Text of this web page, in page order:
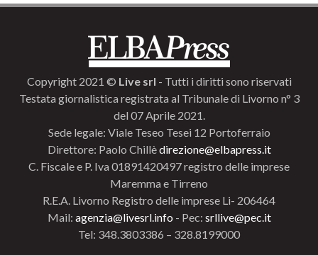
Copyright 2021 © Live srl - Tutti i diritti sono riservati
Testata giornalistica registrata al Tribunale di Livorno n° 3
del 07 Aprile 2021.
Sede legale: Viale Teseo Tesei 12 Portoferraio
Direttore: Paolo Chillèdirezione@elbapress.it
C. Fiscale e P. Iva 01891420497 registro delle imprese
Maremma e Tirreno
R.E.A. Livorno Registro delle imprese Li- 206464
Mail: agenzia@livesrl.info - Pec: srllive@pec.it
Tel: 348.3803386 – 328.8199000